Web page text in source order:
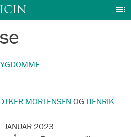
MORTENSEN OG HENRIK
JANUAR 2023